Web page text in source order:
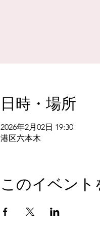
日時・場所
2026年2月02日 19:30
港区六本木
このイベント